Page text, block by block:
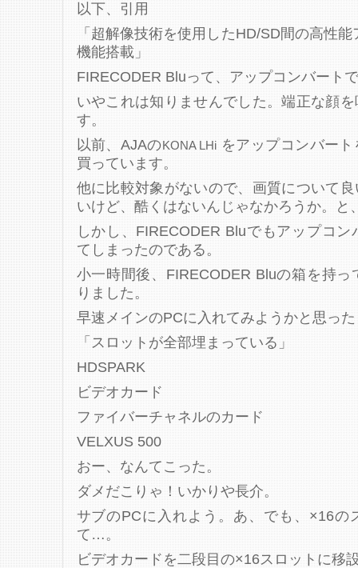
以下、引用
「超解像技術を使用したHD/SD間の高性
機能搭載」
FIRECODER Bluって、アップコンバート
いやこれは知りませんでした。端正な顔
す。
以前、AJAのKONA LHi をアップコンバー
買っています。
他に比較対象がないので、画質について
いけど、酷くはないんじゃなかろうか。と
しかし、FIRECODER Bluでもアップコ
てしまったのである。
小一時間後、FIRECODER Bluの箱を持
りました。
早速メインのPCに入れてみようかと思っ
「スロットが全部埋まっている」
HDSPARK
ビデオカード
ファイバーチャネルのカード
VELXUS 500
おー、なんてこった。
ダメだこりゃ！いかりや長介。
サブのPCに入れよう。あ、でも、×16の
て…。
ビデオカードを二段目の×16スロットに移